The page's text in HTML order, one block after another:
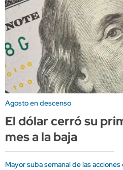
Agosto en descenso
El dólar cerró su
mes a la baja
Mayor suba semanal de las